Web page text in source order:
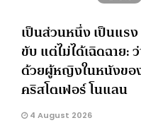
เป็นส่วนหนึ่ง เป็นแรง
ขับ แต่ไม่ได้เฉิดฉาย:
ด้วยผู้หญิงในหนังขอ
คริสโตเฟอร์ โนแลน
4 August 2026